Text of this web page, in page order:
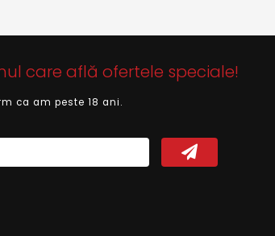
care află ofertele speciale!
ca am peste 18 ani.